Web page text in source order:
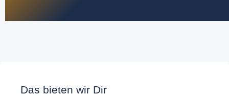
Das bieten wir Dir